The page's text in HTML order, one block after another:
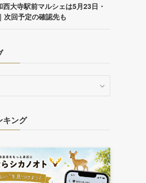
西大寺駅前マルシェは5月23日・
次回予定の確認先も
キング